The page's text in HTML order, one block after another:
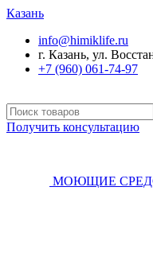
Казань
info@himiklife.ru
г. Казань, ул.
+7 (960) 061-74-97
Получить консультацию
МОЮЩИЕ